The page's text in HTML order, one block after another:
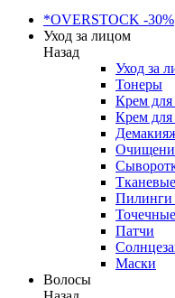
*OVERSTOCK -30%
Уход за лицом
Назад
Уход за
Тонеры
Крем для
Крем для
Пилинги
Патчи
Маски
Волосы